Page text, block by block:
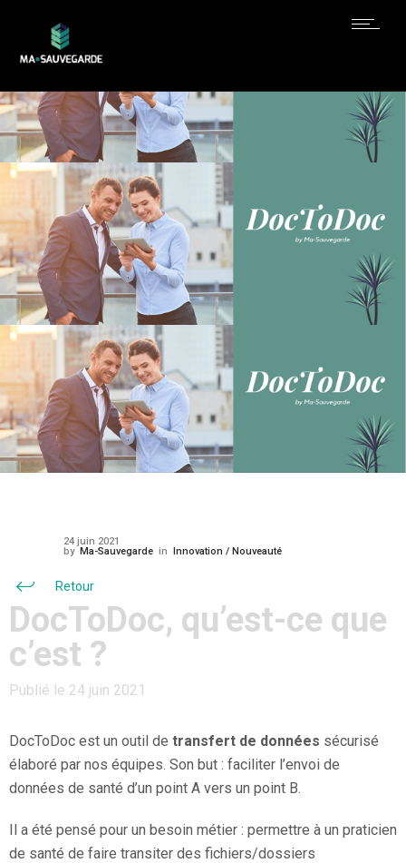
24 juin 2021
by Ma-Sauvegarde in Innovation / Nouveauté
Retour
DocToDoc, qu’est-ce que
c’est ?
Publié le 24 juin 2021
DocToDoc est un outil de transfert de données sécurisé
élaboré par nos équipes. Son but : faciliter l’envoi de
données de santé d’un point A vers un point B.
Il a été pensé pour un besoin métier : permettre à un praticien
de santé de faire transiter des fichiers/dossiers